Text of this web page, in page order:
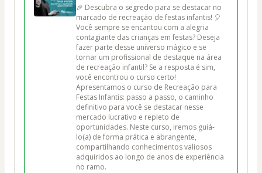
🎉 Descubra o segredo para se destacar no
marcado de recreação de festas infantis! 🎈
Você sempre se encantou com a alegria
contagiante das crianças em festas? Deseja
fazer parte desse universo mágico e se
tornar um profissional de destaque na área
de recreação infantil? Se a resposta é sim,
você encontrou o curso certo!
Apresentamos o curso de Recreação para
Festas Infantis: passo a passo, o caminho
definitivo para você se destacar nesse
mercado lucrativo e repleto de
oportunidades. Neste curso, iremos guiá-
lo(a) de forma prática e abrangente,
compartilhando conhecimentos valiosos
adquiridos ao longo de anos de experiência
no ramo.